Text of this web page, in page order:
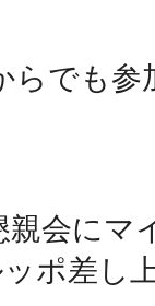
らでも参
会にマ
ポ差し
鴻巣